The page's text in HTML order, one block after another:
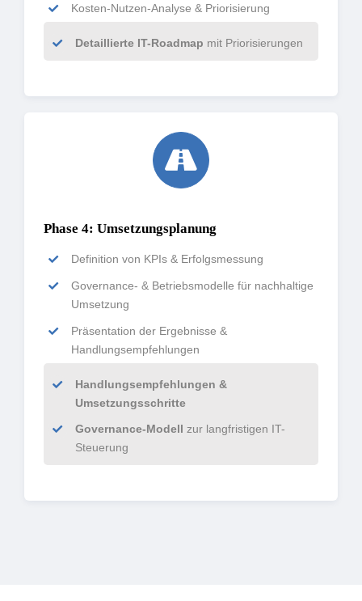
Kosten-Nutzen-Analyse & Priorisierung
Detaillierte IT-Roadmap mit Priorisierungen
Phase 4: Umsetzungsplanung
Definition von KPIs & Erfolgsmessung
Governance- & Betriebsmodelle für nachhaltige
Umsetzung
Präsentation der Ergebnisse &
Handlungsempfehlungen
Handlungsempfehlungen &
Umsetzungsschritte
Governance-Modell zur langfristigen IT-
Steuerung